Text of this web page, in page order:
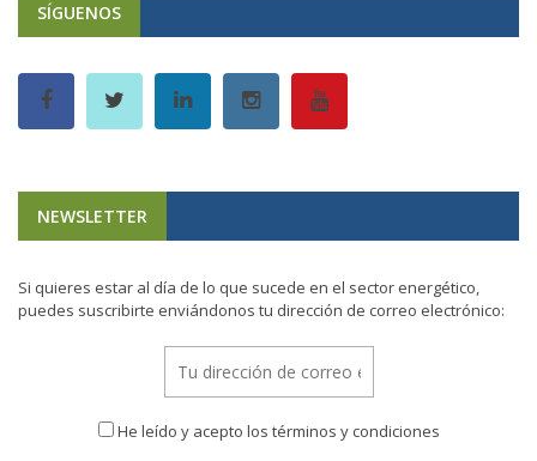
SÍGUENOS
NEWSLETTER
Si quieres estar al día de lo que sucede en el sector energético,
puedes suscribirte enviándonos tu dirección de correo electrónico:
He leído y acepto los términos y condiciones